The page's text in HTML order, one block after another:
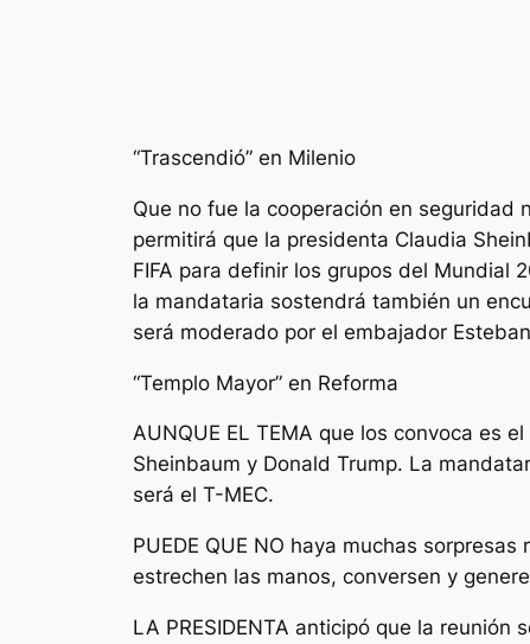
“Trascendió” en Milenio
Que no fue la cooperación en
permitirá que la presidenta Claudia
FIFA para definir los grupos del Mundial
la mandataria sostendrá también un
será moderado por el embajador
“Templo Mayor” en Reforma
AUNQUE EL TEMA que los convoca es
Sheinbaum y Donald Trump. La
será el T-MEC.
PUEDE QUE NO haya muchas
estrechen las manos, conversen y
LA PRESIDENTA anticipó que la